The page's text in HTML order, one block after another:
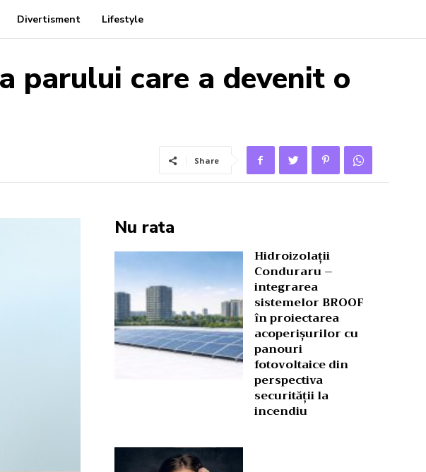
Divertisment Lifestyle
parului care a devenit o
Share
Nu rata
Hidroizolații
Conduraru –
integrarea
sistemelor BROOF
în proiectarea
acoperișurilor cu
panouri
fotovoltaice din
perspectiva
securității la
incendiu